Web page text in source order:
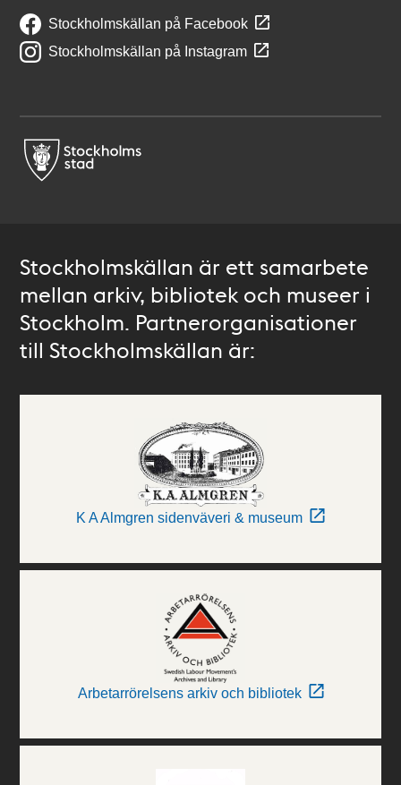
Stockholmskällan på Facebook
Stockholmskällan på Instagram
Stockholmskällan är ett samarbete
mellan arkiv, bibliotek och museer i
Stockholm. Partnerorganisationer
till Stockholmskällan är:
K A Almgren sidenväveri & museum
Arbetarrörelsens arkiv och bibliotek